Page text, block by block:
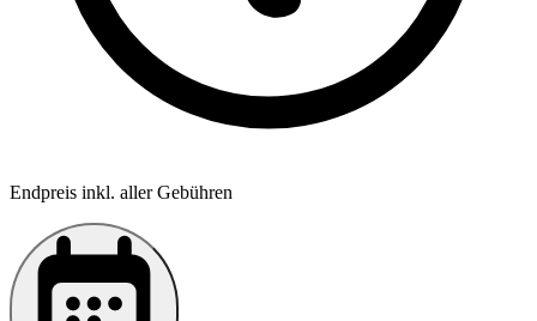
Endpreis inkl. aller Gebühren